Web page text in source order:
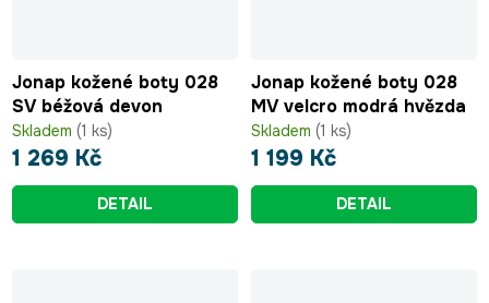
Jonap kožené boty 028
SV béžová devon
Skladem (1 ks)
1 269 Kč
DETAIL
Jonap kožené boty 028
MV velcro modrá hvězda
Skladem (1 ks)
1 199 Kč
DETAIL